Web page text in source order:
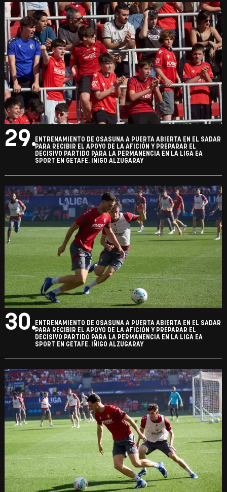
29.ENTRENAMIENTO DE OSASUNA A PUERTA ABIERTA EN EL SADAR
PARA RECIBIR EL APOYO DE LA AFICIÓN Y PREPARAR EL
DECISIVO PARTIDO PARA LA PERMANENCIA EN LA LIGA EA
SPORT EN GETAFE. IÑIGO ALZUGARAY
30.ENTRENAMIENTO DE OSASUNA A PUERTA ABIERTA EN EL SADAR
PARA RECIBIR EL APOYO DE LA AFICIÓN Y PREPARAR EL
DECISIVO PARTIDO PARA LA PERMANENCIA EN LA LIGA EA
SPORT EN GETAFE. IÑIGO ALZUGARAY